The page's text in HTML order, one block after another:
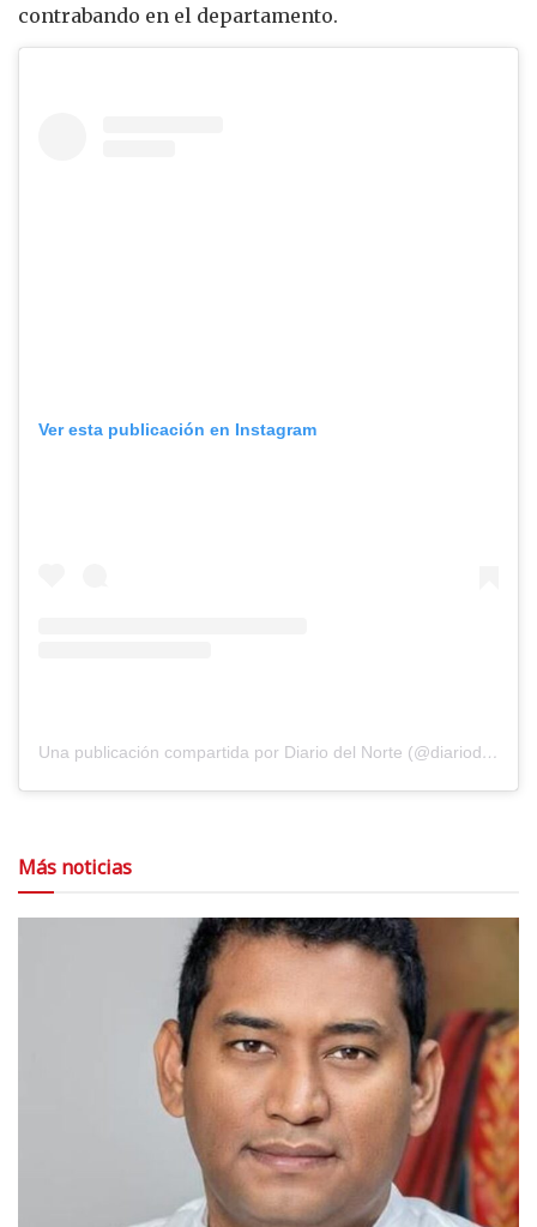
contrabando en el departamento.
Ver esta publicación en Instagram
Una publicación compartida por Diario del Norte (@diariodelnorte)
Más noticias